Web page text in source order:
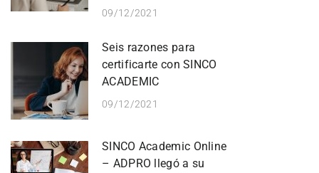
09/12/2021
Seis razones para
certificarte con SINCO
ACADEMIC
09/12/2021
SINCO Academic Online
– ADPRO llegó a su